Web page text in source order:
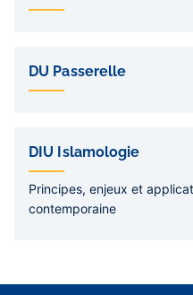
pages
DU Passerelle
DIU Islamologie
Principes, enjeux et
contemporaine